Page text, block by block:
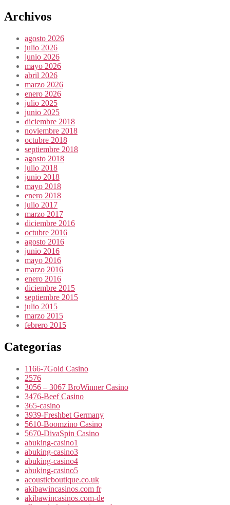
Archivos
agosto 2026
julio 2026
junio 2026
mayo 2026
abril 2026
marzo 2026
enero 2026
julio 2025
junio 2025
diciembre 2018
noviembre 2018
octubre 2018
septiembre 2018
agosto 2018
julio 2018
junio 2018
mayo 2018
enero 2018
julio 2017
marzo 2017
diciembre 2016
octubre 2016
agosto 2016
junio 2016
mayo 2016
marzo 2016
enero 2016
diciembre 2015
septiembre 2015
julio 2015
marzo 2015
febrero 2015
Categorías
1166-7Gold Casino
2576
3056 – 3067 BroWinner Casino
3476-Beef Casino
365-casino
3939-Freshbet Germany
5610-Boomzino Casino
5670-DivaSpin Casino
abuking-casino1
abuking-casino3
abuking-casino4
abuking-casino5
acousticboutique.co.uk
akibawincasinos.com fr
akibawincasinos.com-de